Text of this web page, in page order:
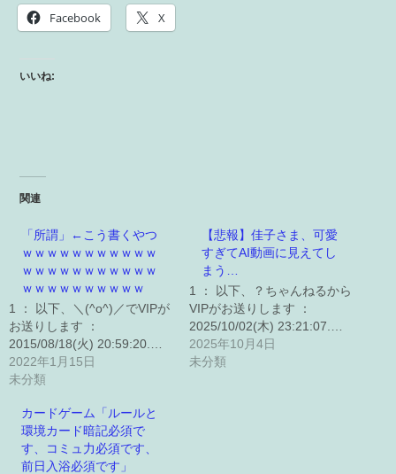
Facebook X
いいね:
関連
「所謂」←こう書くやつ
ｗｗｗｗｗｗｗｗｗｗｗ
ｗｗｗｗｗｗｗｗｗｗｗ
ｗｗｗｗｗｗｗｗｗｗ
1 ： 以下、＼(^o^)／でVIPが
お送りします ：
2015/08/18(火) 20:59:20.…
2022年1月15日
未分類
【悲報】佳子さま、可愛
すぎてAI動画に見えてし
まう…
1 ： 以下、？ちゃんねるから
VIPがお送りします ：
2025/10/02(木) 23:21:07.…
2025年10月4日
未分類
カードゲーム「ルールと
環境カード暗記必須で
す、コミュ力必須です、
前日入浴必須です」